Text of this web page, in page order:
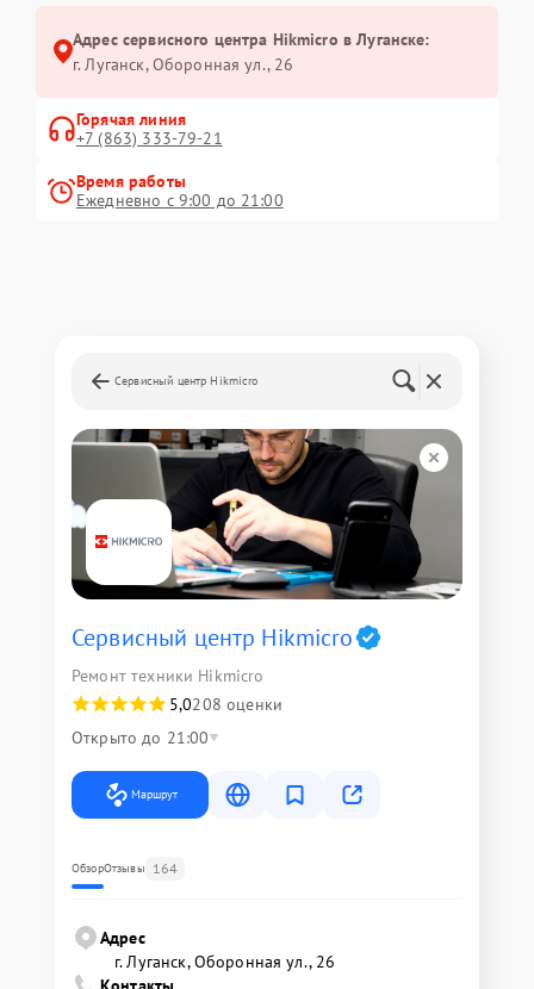
Адрес сервисного центра Hikmicro в Луганске:
г. Луганск, Оборонная ул., 26
Горячая линия
+7 (863) 333-79-21
Время работы
Ежедневно с 9:00 до 21:00
Сервисный центр Hikmicro
Сервисный центр Hikmicro
Ремонт техники Hikmicro
5,0208 оценки
Открыто до 21:00
Маршрут
ОбзорОтзывы 164
Адрес
г. Луганск, Оборонная ул., 26